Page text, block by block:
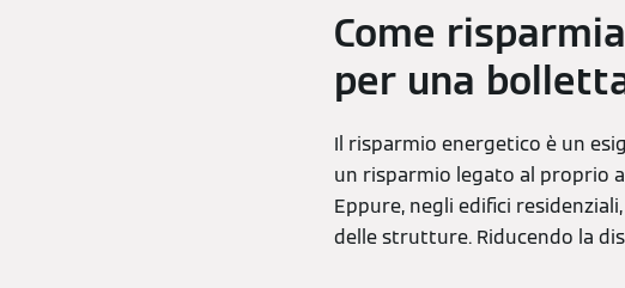
Come
per una
Il risparmio energetico è un
un risparmio legato al proprio
Eppure, negli edifici
delle strutture. Riducendo la